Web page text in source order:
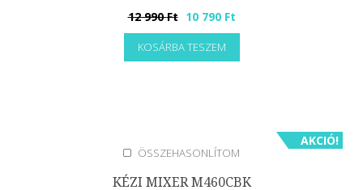
12 990Ft Original
price
was:
12
10 790 FtCurrent
price
10
KOSÁRBA TESZEM
AKCIÓ!
ÖSSZEHASONLÍTOM
KÉZI MIXER M460CBK